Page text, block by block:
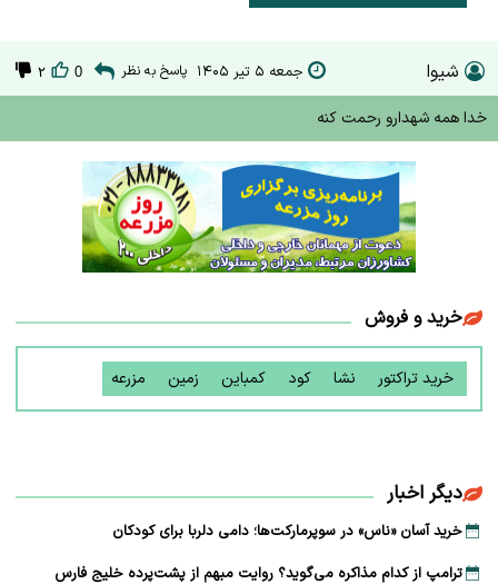
شیوا جمعه ۵ تیر ۱۴۰۵ پاسخ به نظر 0 ۲
خدا همه شهدارو رحمت کنه
خرید و فروش
خرید تراکتور نشا کود کمباین زمین مزرعه
دیگر اخبار
خرید آسان «ناس» در سوپرمارکت‌ها؛ دامی دلربا برای کودکان
ترامپ از کدام مذاکره می‌گوید؟ روایت مبهم از پشت‌پرده خلیج فارس